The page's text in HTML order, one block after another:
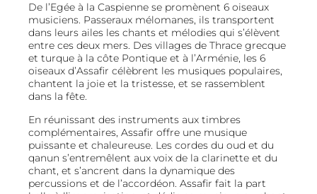
De l’Egée à la Caspienne se promènent 6 oiseaux
musiciens. Passeraux mélomanes, ils transportent
dans leurs ailes les chants et mélodies qui s’élèvent
entre ces deux mers. Des villages de Thrace grecque
et turque à la côte Pontique et à l’Arménie, les 6
oiseaux d’Assafir célèbrent les musiques populaires,
chantent la joie et la tristesse, et se rassemblent
dans la fête.
En réunissant des instruments aux timbres
complémentaires, Assafir offre une musique
puissante et chaleureuse. Les cordes du oud et du
qanun s’entremêlent aux voix de la clarinette et du
chant, et s’ancrent dans la dynamique des
percussions et de l’accordéon. Assafir fait la part